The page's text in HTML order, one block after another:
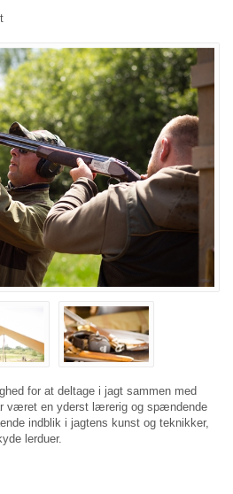
for at deltage i jagt sammen med
været en yderst lærerig og spændende
indblik i jagtens kunst og teknikker,
lerduer.